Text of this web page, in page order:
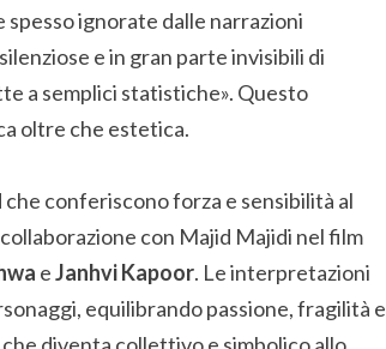
ignorate dalle narrazioni
e in gran parte invisibili di
a semplici statistiche». Questo
oltre che estetica.
conferiscono forza e sensibilità al
con Majid Majidi nel film
eJanhvi Kapoor. Le interpretazioni
equilibrando passione, fragilità e